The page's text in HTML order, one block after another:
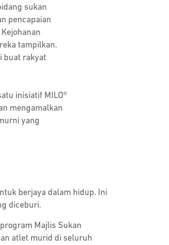
sukan
pencapaian
tampilkan.
buat rakyat
inisiatif MILO®
mengamalkan
yang
berjaya dalam hidup. Ini
diceburi.
Majlis Sukan
atlet murid di seluruh